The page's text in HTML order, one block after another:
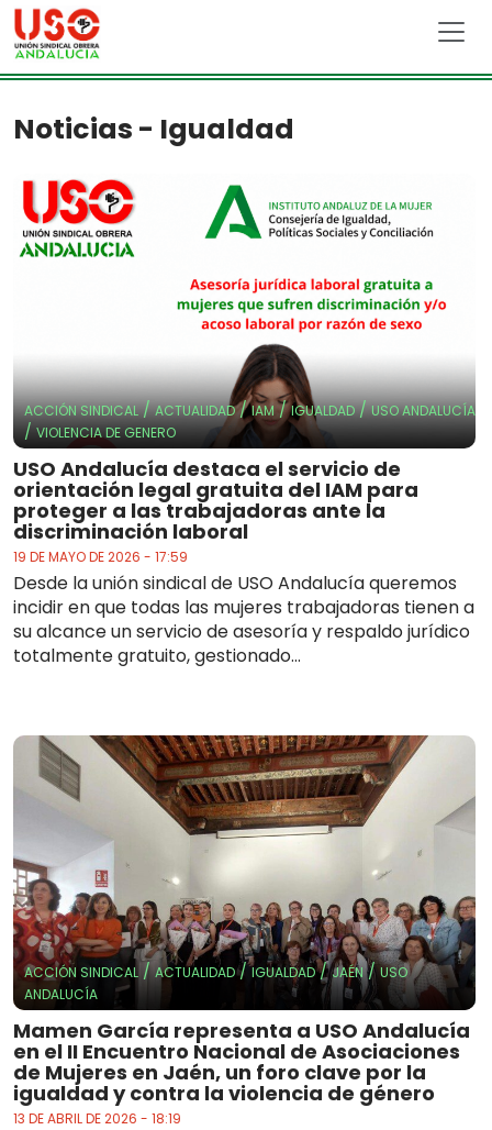
Skip to main content
Noticias - Igualdad
ACCIÓN SINDICAL/ACTUALIDAD/IAM/IGUALDAD/USO ANDALUCÍA
/VIOLENCIA DE GENERO
USO Andalucía destaca el servicio de
orientación legal gratuita del IAM para
proteger a las trabajadoras ante la
discriminación laboral
19 DE MAYO DE 2026 - 17:59
Desde la unión sindical de USO Andalucía queremos
incidir en que todas las mujeres trabajadoras tienen a
su alcance un servicio de asesoría y respaldo jurídico
totalmente gratuito, gestionado...
ACCIÓN SINDICAL /ACTUALIDAD/IGUALDAD/JAÉN/USO
ANDALUCÍA
Mamen García representa a USO Andalucía
en el II Encuentro Nacional de Asociaciones
de Mujeres en Jaén, un foro clave por la
igualdad y contra la violencia de género
13 DE ABRIL DE 2026 - 18:19